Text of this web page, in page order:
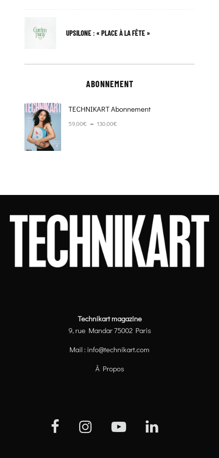
UPSILONE : « PLACE À LA FÊTE »
ABONNEMENT
TECHNIKART Abonnement
59,00€ – 130,00€
Technikart magazine
9, rue Mandar 75002 Paris
Mail : info@technikart.com
À Propos